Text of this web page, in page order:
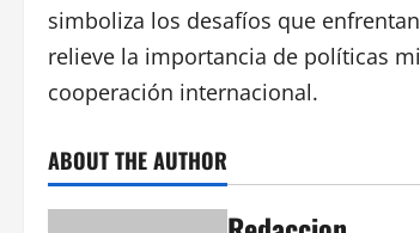
simboliza los desafíos que
relieve la importancia de políticas
cooperación internacional.
ABOUT THE AUTHOR